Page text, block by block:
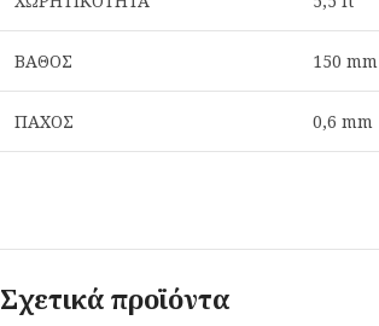
ΒΑΘΟΣ 150 mm
ΠΑΧΟΣ 0,6 mm
Σχετικά προϊόντα